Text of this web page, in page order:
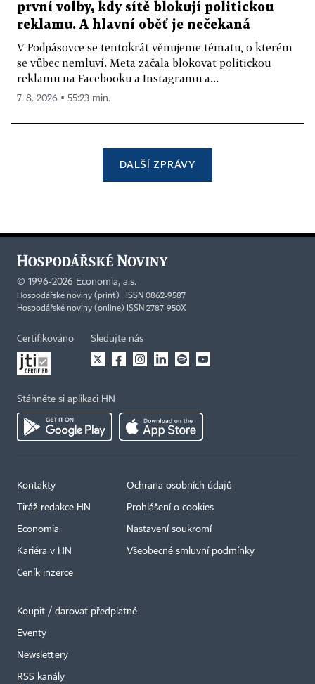
první volby, kdy sítě blokují politickou
reklamu. A hlavní oběť je nečekaná
V Podpásovce se tentokrát věnujeme tématu, o kterém
se vůbec nemluví. Meta začala blokovat politickou
reklamu na Facebooku a Instagramu a...
7. 8. 2026 ▪ 55:23 min.
DALŠÍ ZPRÁVY
© 1996-2026 Economia, a.s.
Hospodářské noviny (print) ISSN 0862-9587
Hospodářské noviny (online) ISSN 2787-950X
Certifikováno Sledujte nás
Stáhněte si aplikaci HN
Kontakty
Tiráž redakce HN
Economia
Kariéra v HN
Ceník inzerce
Ochrana osobních údajů
Prohlášení o cookies
Nastavení soukromí
Všeobecné smluvní podmínky
Koupit / darovat předplatné
Eventy
Newslettery
RSS kanály